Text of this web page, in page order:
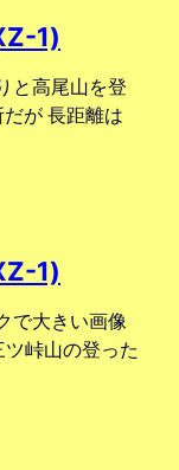
1)
と高尾山を登
が 長距離は
1)
で大きい画像
峠山の登った